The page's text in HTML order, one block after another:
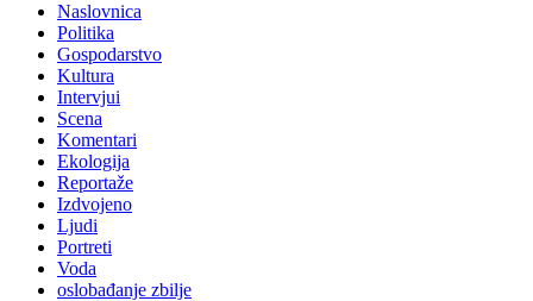
Naslovnica
Politika
Gospodarstvo
Kultura
Intervjui
Scena
Komentari
Ekologija
Reportaže
Izdvojeno
Ljudi
Portreti
Voda
oslobađanje zbilje